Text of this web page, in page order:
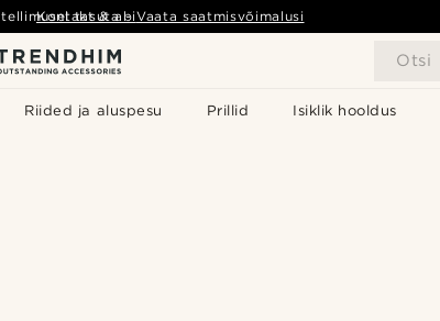
Otsi
Riided ja aluspesu Prillid Isiklik hooldus
tellimusel tasuta- Vaata saatmisvõimalusi
Kontakt & abi